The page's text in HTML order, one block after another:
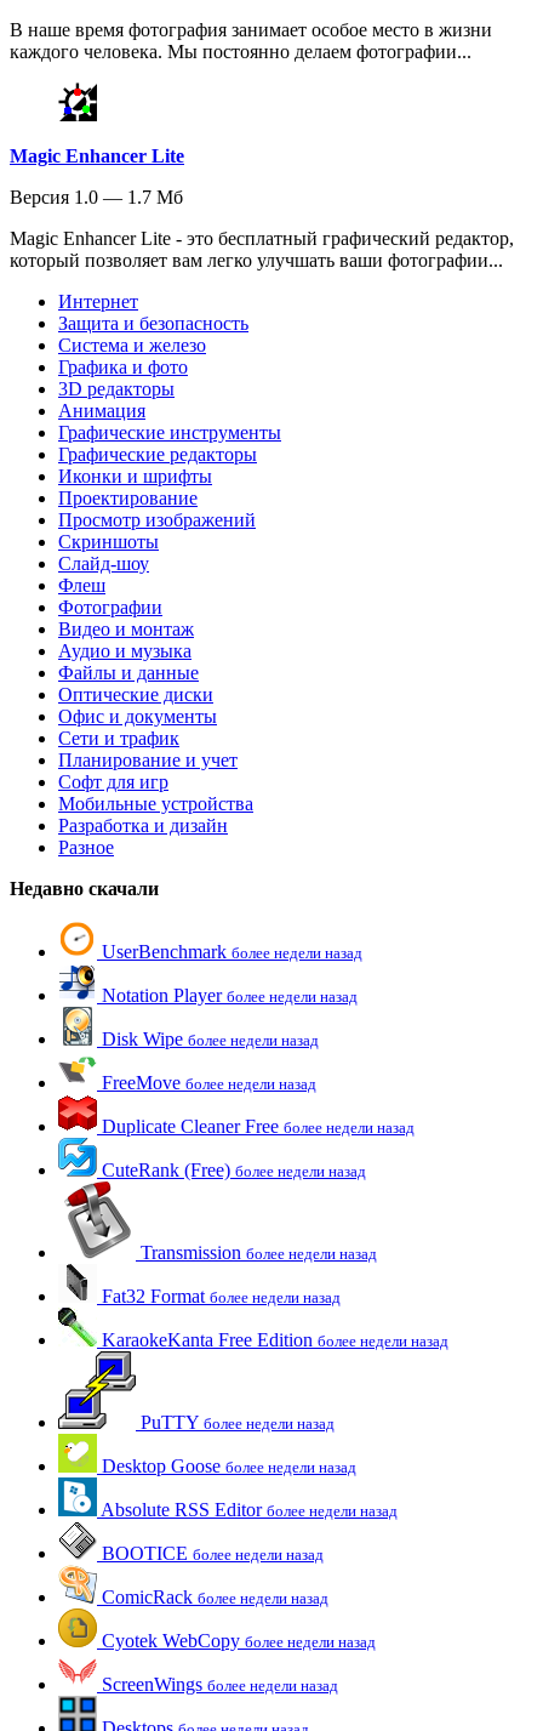
В наше время фотография занимает особое место в жизни
каждого человека. Мы постоянно делаем фотографии...
Magic Enhancer Lite
Версия 1.0 — 1.7 Мб
Magic Enhancer Lite - это бесплатный графический редактор,
который позволяет вам легко улучшать ваши фотографии...
Интернет
Защита и безопасность
Система и железо
Графика и фото
3D редакторы
Анимация
Графические инструменты
Графические редакторы
Иконки и шрифты
Проектирование
Просмотр изображений
Скриншоты
Слайд-шоу
Флеш
Фотографии
Видео и монтаж
Аудио и музыка
Файлы и данные
Оптические диски
Офис и документы
Сети и трафик
Планирование и учет
Софт для игр
Мобильные устройства
Разработка и дизайн
Разное
Недавно скачали
UserBenchmark более недели назад
Notation Player более недели назад
Disk Wipe более недели назад
FreeMove более недели назад
Duplicate Cleaner Free более недели назад
CuteRank (Free) более недели назад
Transmission более недели назад
Fat32 Format более недели назад
KaraokeKanta Free Edition более недели назад
PuTTY более недели назад
Desktop Goose более недели назад
Absolute RSS Editor более недели назад
BOOTICE более недели назад
ComicRack более недели назад
Cyotek WebCopy более недели назад
ScreenWings более недели назад